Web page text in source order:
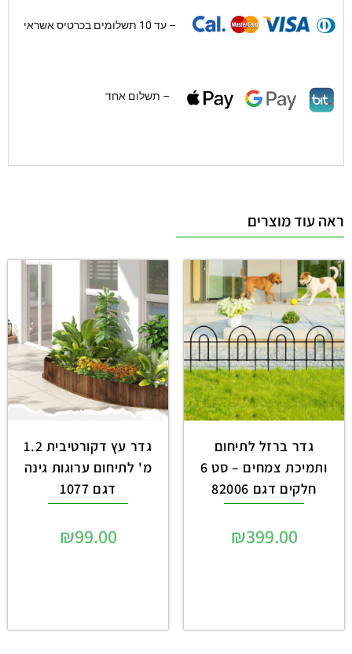
– עד 10 תשלומים בכרטיס אשראי
– תשלום אחד
ראה עוד מוצרים
גדר ברזל לתיחום
ותמיכת צמחים – סט 6
חלקים דגם 82006
₪399.00
גדר עץ דקורטיבית 1.2
מ' לתיחום ערוגות גינה
דגם 1077
₪99.00